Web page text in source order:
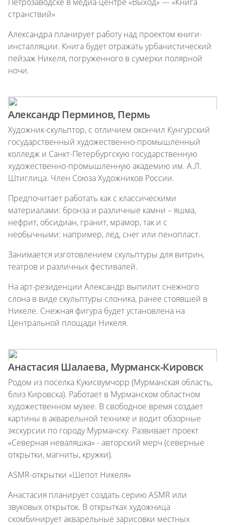
странствий»
Александра планирует работу над проектом книги-
инсталляции. Книга будет отражать урбанистический
пейзаж Никеля, погруженного в сумерки полярной
ночи.
Александр Перминов, Пермь
Художник-скульптор, с отличием окончил Кунгурский
государственный художественно-промышленный
колледж и Санкт-Петербургскую государственную
художественно-промышленную академию им. А.Л.
Штиглица. Член Союза Художников России.
Предпочитает работать как с классическими
материалами: бронза и различные камни – яшма,
нефрит, обсидиан, гранит, мрамор, так и с
необычными: например, лёд, снег или пенопласт.
Занимается изготовлением скульптуры для витрин,
театров и различных фестивалей.
На арт-резиденции Александр выпилит снежного
слона в виде скульптуры слоника, ранее стоявшей в
Никеле. Снежная фигура будет установлена на
Центральной площади Никеля.
Анастасия Шалаева, Мурманск-Кировск
Родом из поселка Кукисвумчорр (Мурманская область,
близ Кировска). Работает в Мурманском областном
художественном музее. В свободное время создает
картины в акварельной технике и водит обзорные
экскурсии по городу Мурманску. Развивает проект
«Северная неваляшка» - авторский мерч (северные
открытки, магниты, кружки).
ASMR-открытки «Шепот Никеля»
Анастасия планирует создать серию ASMR или
звуковых открыток. В открытках художница
скомбинирует акварельные зарисовки местных